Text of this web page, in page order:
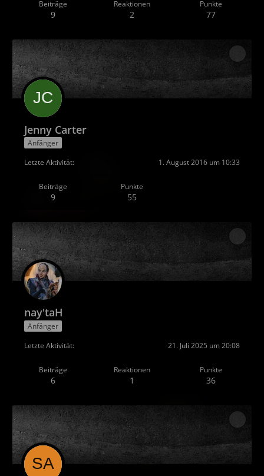
Beiträge
9
Reaktionen
2
Punkte
77
Jenny Carter
Anfänger
Letzte Aktivität
1. August 2016 um 10:33
Beiträge
9
Punkte
55
nay'taH
Anfänger
Letzte Aktivität
21. Juli 2025 um 20:08
Beiträge
6
Reaktionen
1
Punkte
36